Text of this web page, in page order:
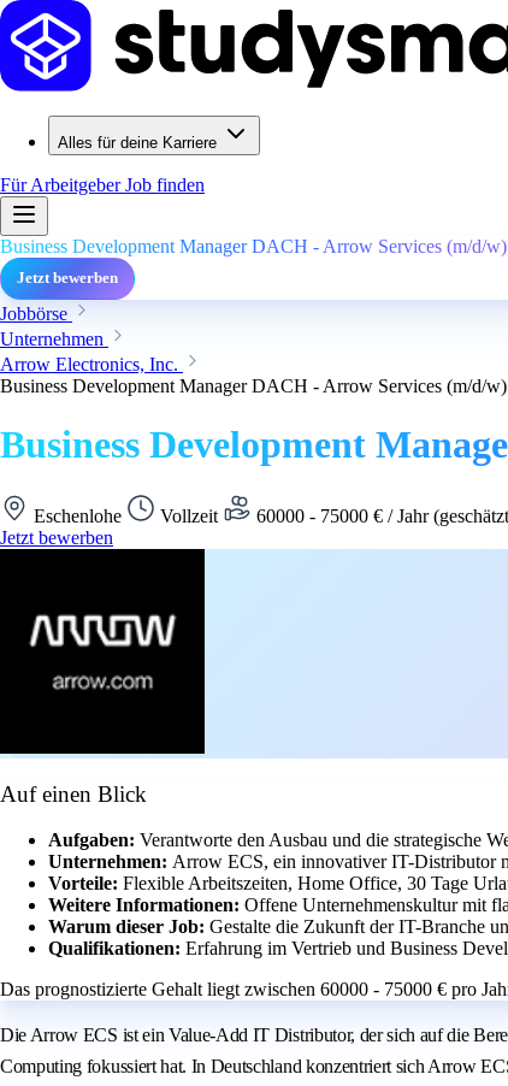
Alles für deine Karriere
Für ArbeitgeberJob finden
Business Development Manager DACH - Arrow Services (m/d/w)
Jetzt bewerben
Jobbörse
Unternehmen
Arrow Electronics, Inc.
Business Development Manager DACH - Arrow Services (m/d/w)
Business Development
Eschenlohe Vollzeit 60000 - 75000 € / Jahr
Jetzt bewerben
Auf einen Blick
Aufgaben: Verantworte den Ausbau und die strategische
Unternehmen: Arrow ECS, ein innovativer IT-Distributor
Vorteile: Flexible Arbeitszeiten, Home Office, 30 Tage
Weitere Informationen: Offene Unternehmenskultur mit
Warum dieser Job: Gestalte die Zukunft der IT-Branche
Qualifikationen: Erfahrung im Vertrieb und Business
Das prognostizierte Gehalt liegt zwischen 60000 - 75000 € pro
Die Arrow ECS ist ein Value-Add IT Distributor, der sich auf die
Computing fokussiert hat. In Deutschland konzentriert sich Arrow